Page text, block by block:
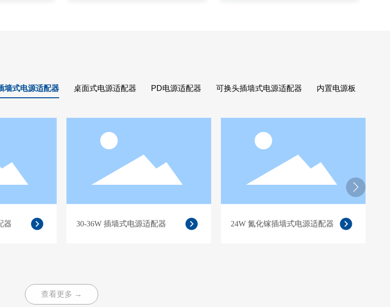
墙式电源适配器 桌面式电源适配器 PD电源适配器 可换头插墙式电源适配器 内置电源板
器 30-36W 插墙式电源适配器 24W 氮化镓插墙式电源适配器
查看更多 →